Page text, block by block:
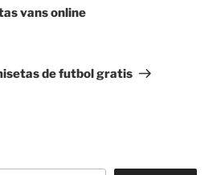
vans online
de futbol gratis